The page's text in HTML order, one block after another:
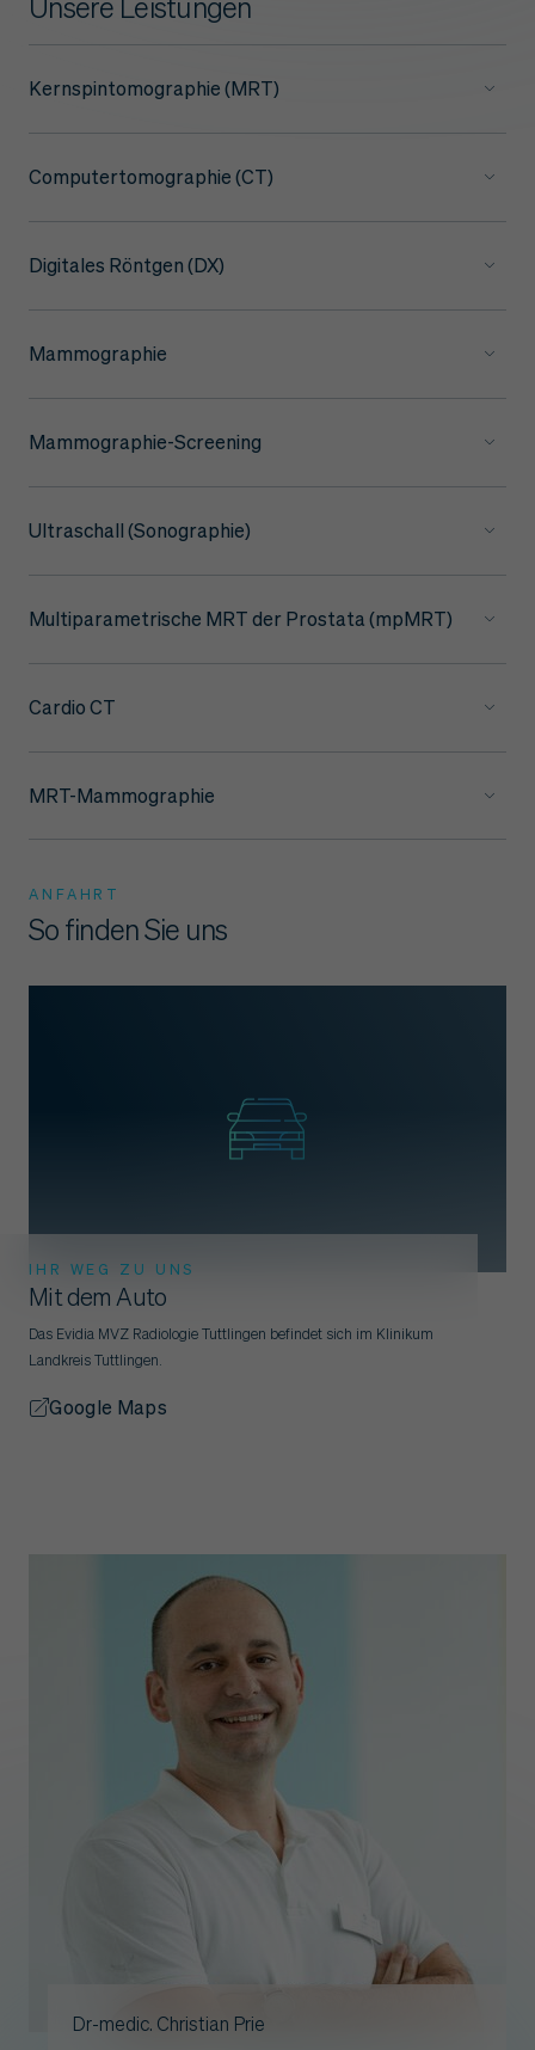
Kernspintomographie (MRT)
Computertomographie (CT)
Digitales Röntgen (DX)
Mammographie
Mammographie-Screening
Ultraschall (Sonographie)
Multiparametrische MRT der Prostata (mpMRT)
Cardio CT
MRT-Mammographie
ANFAHRT
So finden Sie uns
IHR WEG ZU UNS
Mit dem Auto
Das Evidia MVZ Radiologie Tuttlingen befindet sich im Klinikum
Landkreis Tuttlingen.
Google Maps
Dr-medic. Christian Prie